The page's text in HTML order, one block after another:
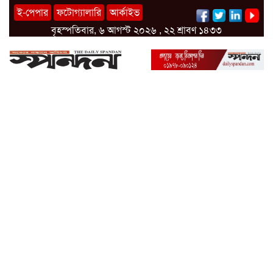
ই-পেপার ফটোগ্যালারি
আর্কাইভ
বৃহস্পতিবার, ৬ আগস্ট ২০২৬ , ২২ শ্রাবণ ১৪৩৩